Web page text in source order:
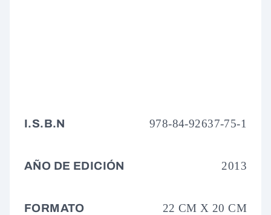
I.S.B.N 978-84-92637-75-1
AÑO DE EDICIÓN 2013
FORMATO 22 CM X 20 CM